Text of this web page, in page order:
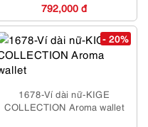
792,000 đ
- 20%
1678-Ví dài nữ-KIGE
COLLECTION Aroma wallet